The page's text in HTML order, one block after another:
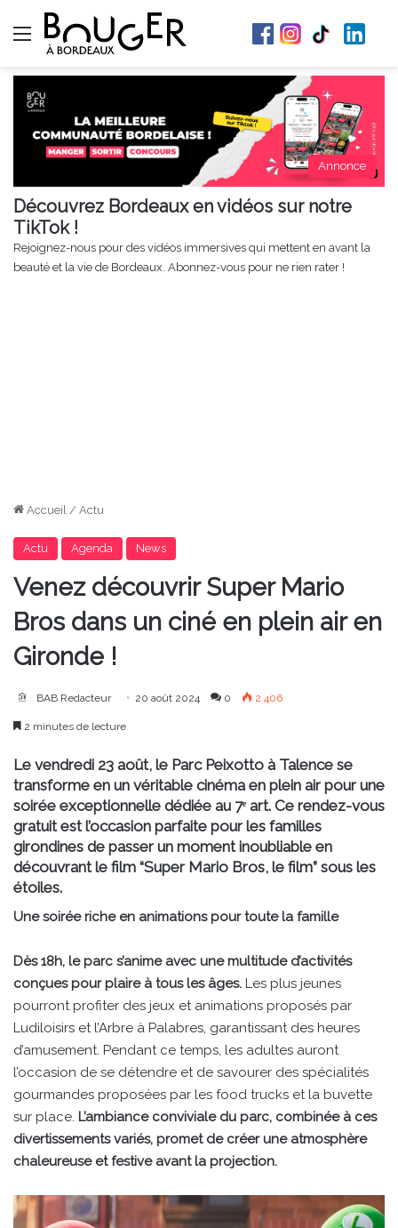
Menu
Annonce
Découvrez Bordeaux en vidéos sur notre
TikTok !
Rejoignez-nous pour des vidéos immersives qui mettent en avant la
beauté et la vie de Bordeaux. Abonnez-vous pour ne rien rater !
Accueil / Actu
Actu Agenda News
Venez découvrir Super Mario
Bros dans un ciné en plein air en
Gironde !
BAB Redacteur 20 août 2024 0 2 406
2 minutes de lecture
Le vendredi 23 août, le Parc Peixotto à Talence se
transforme en un véritable cinéma en plein air pour une
soirée exceptionnelle dédiée au 7ᵉ art. Ce rendez-vous
gratuit est l’occasion parfaite pour les familles
girondines de passer un moment inoubliable en
découvrant le film “Super Mario Bros, le film” sous les
étoiles.
Une soirée riche en animations pour toute la famille
Dès 18h, le parc s’anime avec une multitude d’activités
conçues pour plaire à tous les âges. Les plus jeunes
pourront profiter des jeux et animations proposés par
Ludiloisirs et l’Arbre à Palabres, garantissant des heures
d’amusement. Pendant ce temps, les adultes auront
l’occasion de se détendre et de savourer des spécialités
gourmandes proposées par les food trucks et la buvette
sur place. L’ambiance conviviale du parc, combinée à ces
divertissements variés, promet de créer une atmosphère
chaleureuse et festive avant la projection.